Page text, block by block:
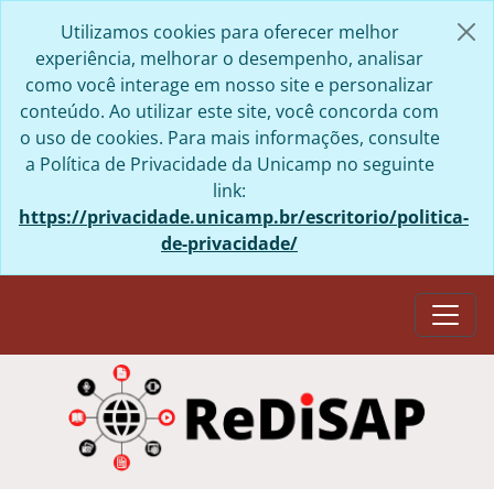
Utilizamos cookies para oferecer melhor
experiência, melhorar o desempenho, analisar
como você interage em nosso site e personalizar
conteúdo. Ao utilizar este site, você concorda com
o uso de cookies. Para mais informações, consulte
a Política de Privacidade da Unicamp no seguinte
link:
https://privacidade.unicamp.br/escritorio/politica-
de-privacidade/